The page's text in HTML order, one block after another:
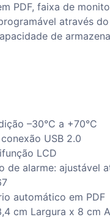
PDF, faixa de
através
de
–30°C a +70°C
USB 2.0
LCD
de alarme: ajustável
automático em PDF
cm Largura x 8 cm